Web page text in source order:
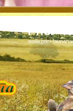
PTICI -
www.ptici-